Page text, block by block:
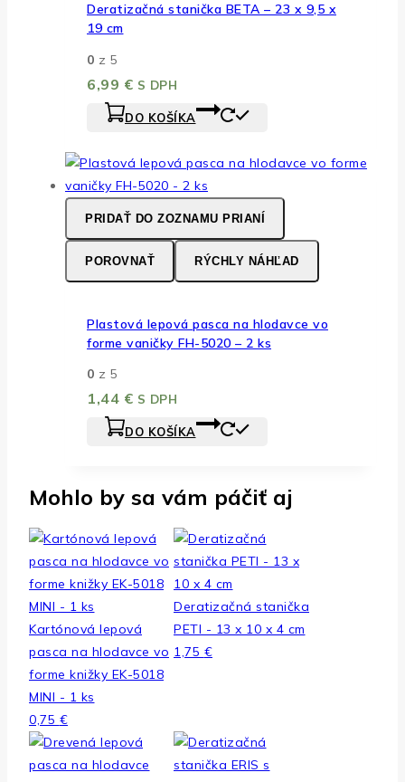
Deratizačná stanička BETA – 23 x 9,5 x
19 cm
0 z 5
6,99 € S DPH
DO KOŠÍKA
PRIDAŤ DO ZOZNAMU PRIANÍ
POROVNAŤ RÝCHLY NÁHĽAD
Plastová lepová pasca na hlodavce vo
forme vaničky FH-5020 – 2 ks
0 z 5
1,44 € S DPH
DO KOŠÍKA
Mohlo by sa vám páčiť aj
Kartónová lepová
pasca na hlodavce vo
forme knižky EK-5018
MINI - 1 ks
0,75 €
Deratizačná stanička
PETI - 13 x 10 x 4 cm
1,75 €